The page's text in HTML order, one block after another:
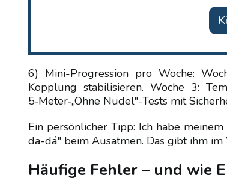
6) Mini-Progression pro Woche:
Kopplung stabilisieren. Woche 3:
5‑Meter‑„Ohne Nudel"-Tests mit
Ein persönlicher Tipp: Ich habe
da-dá" beim Ausatmen. Das gibt ihm
Häufige Fehler – und wie